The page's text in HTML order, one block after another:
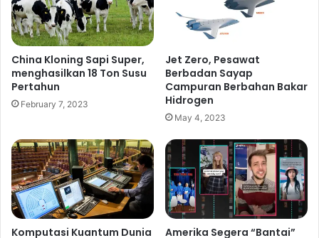
China Kloning Sapi Super,
menghasilkan 18 Ton Susu
Pertahun
February 7, 2023
Jet Zero, Pesawat
Berbadan Sayap
Campuran Berbahan Bakar
Hidrogen
May 4, 2023
Komputasi Kuantum Dunia
Amerika Segera “Bantai”